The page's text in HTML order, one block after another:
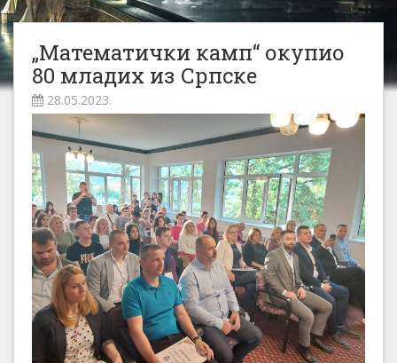
„Математички камп“ окупио
80 младих из Српске
28.05.2023.